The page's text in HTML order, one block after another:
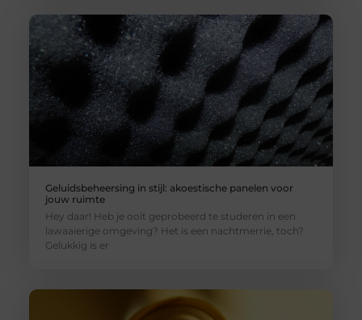
Geluidsbeheersing in stijl: akoestische panelen voor
jouw ruimte
Hey daar! Heb je ooit geprobeerd te studeren in een
lawaaierige omgeving? Het is een nachtmerrie, toch?
Gelukkig is er